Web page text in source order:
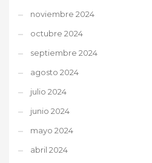
noviembre 2024
octubre 2024
septiembre 2024
agosto 2024
julio 2024
junio 2024
mayo 2024
abril 2024